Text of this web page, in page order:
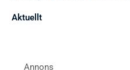
Aktuellt